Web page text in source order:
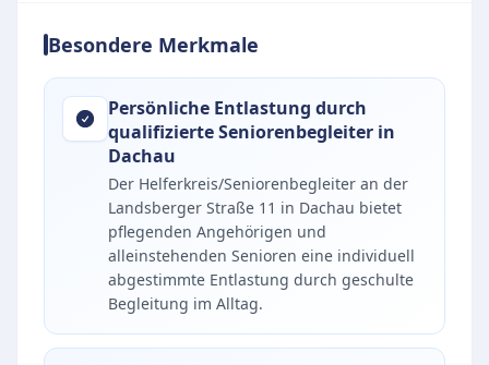
Besondere Merkmale
Persönliche Entlastung durch
qualifizierte Seniorenbegleiter in
Dachau
Der Helferkreis/Seniorenbegleiter an der
Landsberger Straße 11 in Dachau bietet
pflegenden Angehörigen und
alleinstehenden Senioren eine individuell
abgestimmte Entlastung durch geschulte
Begleitung im Alltag.